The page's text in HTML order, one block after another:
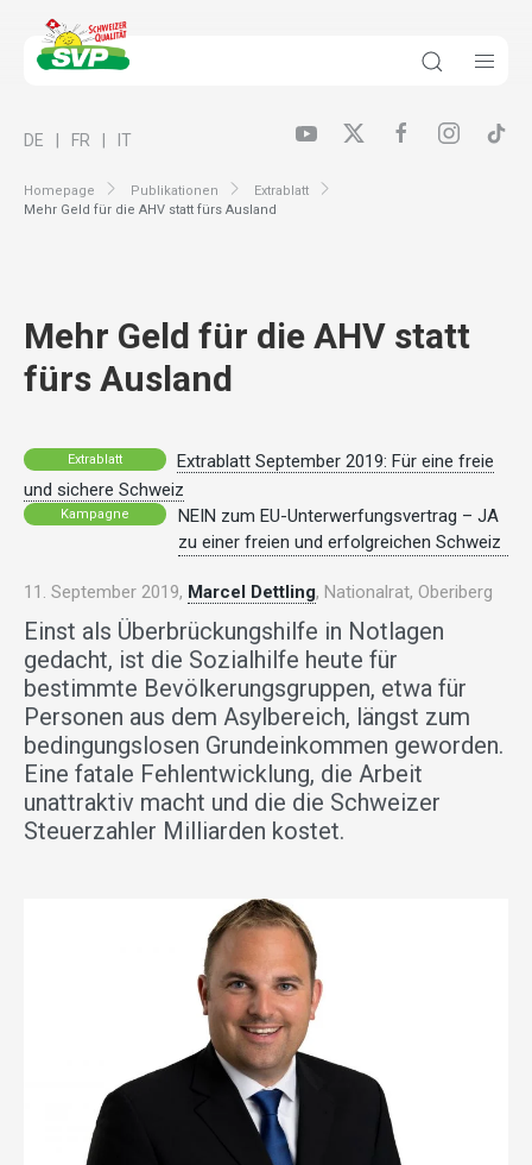
Homepage Publikationen
Extrablatt
Mehr Geld für die AHV statt fürs Ausland
DE FR IT
Mehr Geld für die AHV statt
fürs Ausland
Extrablatt
Extrablatt September 2019: Für eine freie
und sichere Schweiz
Kampagne
NEIN zum EU-Unterwerfungsvertrag – JA
zu einer freien und erfolgreichen Schweiz
11. September 2019, Marcel Dettling, Nationalrat, Oberiberg
Einst als Überbrückungshilfe in Notlagen
gedacht, ist die Sozialhilfe heute für
bestimmte Bevölkerungsgruppen, etwa für
Personen aus dem Asylbereich, längst zum
bedingungslosen Grundeinkommen geworden.
Eine fatale Fehlentwicklung, die Arbeit
unattraktiv macht und die die Schweizer
Steuerzahler Milliarden kostet.